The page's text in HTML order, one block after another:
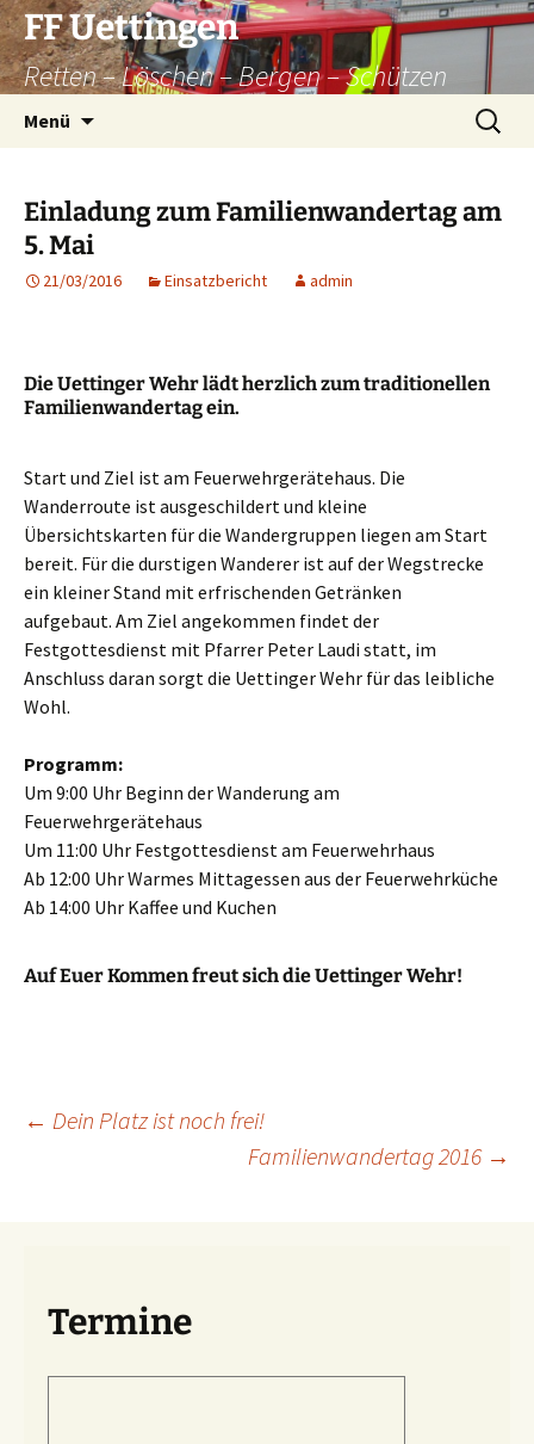
Zum
Inhalt
springen
FF Uettingen
Retten – Löschen – Bergen – Schützen
Menü
Suchen
nach:
Einladung zum Familienwandertag am
5. Mai
21/03/2016 Einsatzbericht admin
Die Uettinger Wehr lädt herzlich zum traditionellen
Familienwandertag ein.
Start und Ziel ist am Feuerwehrgerätehaus. Die
Wanderroute ist ausgeschildert und kleine
Übersichtskarten für die Wandergruppen liegen am Start
bereit. Für die durstigen Wanderer ist auf der Wegstrecke
ein kleiner Stand mit erfrischenden Getränken
aufgebaut. Am Ziel angekommen findet der
Festgottesdienst mit Pfarrer Peter Laudi statt, im
Anschluss daran sorgt die Uettinger Wehr für das leibliche
Wohl.
Programm:
Um 9:00 Uhr Beginn der Wanderung am
Feuerwehrgerätehaus
Um 11:00 Uhr Festgottesdienst am Feuerwehrhaus
Ab 12:00 Uhr Warmes Mittagessen aus der Feuerwehrküche
Ab 14:00 Uhr Kaffee und Kuchen
Auf Euer Kommen freut sich die Uettinger Wehr!
Beitragsnavigation
← Dein Platz ist noch frei!
Familienwandertag 2016 →
Termine